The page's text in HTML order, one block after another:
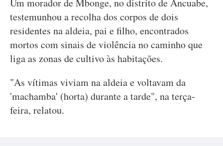
Um morador de Mbonge, no distrito de Ancuabe,
testemunhou a recolha dos corpos de dois
residentes na aldeia, pai e filho, encontrados
mortos com sinais de violência no caminho que
liga as zonas de cultivo às habitações.
"As vítimas viviam na aldeia e voltavam da
'machamba' (horta) durante a tarde", na terça-
feira, relatou.